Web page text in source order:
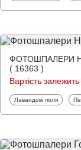
ФОТОШПАЛЕРИ
( 16363 )
Вартість залежить
Фотошпалери
Лавандові поля